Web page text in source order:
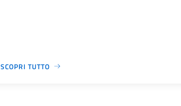
SCOPRI TUTTO